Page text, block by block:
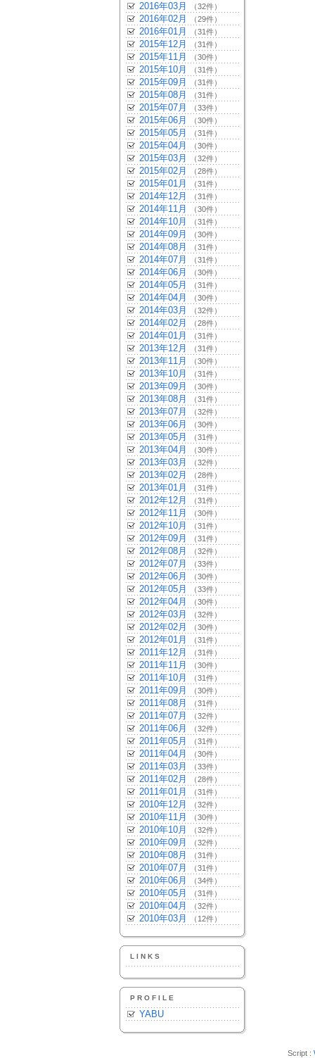
2016年03月 （32件）
2016年02月 （29件）
2016年01月 （31件）
2015年12月 （31件）
2015年11月 （30件）
2015年10月 （31件）
2015年09月 （31件）
2015年08月 （31件）
2015年07月 （33件）
2015年06月 （30件）
2015年05月 （31件）
2015年04月 （30件）
2015年03月 （32件）
2015年02月 （28件）
2015年01月 （31件）
2014年12月 （31件）
2014年11月 （30件）
2014年10月 （31件）
2014年09月 （30件）
2014年08月 （31件）
2014年07月 （31件）
2014年06月 （30件）
2014年05月 （31件）
2014年04月 （30件）
2014年03月 （32件）
2014年02月 （28件）
2014年01月 （31件）
2013年12月 （31件）
2013年11月 （30件）
2013年10月 （31件）
2013年09月 （30件）
2013年08月 （31件）
2013年07月 （32件）
2013年06月 （30件）
2013年05月 （31件）
2013年04月 （30件）
2013年03月 （32件）
2013年02月 （28件）
2013年01月 （31件）
2012年12月 （31件）
2012年11月 （30件）
2012年10月 （31件）
2012年09月 （31件）
2012年08月 （32件）
2012年07月 （33件）
2012年06月 （30件）
2012年05月 （33件）
2012年04月 （30件）
2012年03月 （32件）
2012年02月 （30件）
2012年01月 （31件）
2011年12月 （31件）
2011年11月 （30件）
2011年10月 （31件）
2011年09月 （30件）
2011年08月 （31件）
2011年07月 （32件）
2011年06月 （32件）
2011年05月 （31件）
2011年04月 （30件）
2011年03月 （33件）
2011年02月 （28件）
2011年01月 （31件）
2010年12月 （32件）
2010年11月 （30件）
2010年10月 （32件）
2010年09月 （32件）
2010年08月 （31件）
2010年07月 （31件）
2010年06月 （34件）
2010年05月 （31件）
2010年04月 （32件）
2010年03月 （12件）
LINKS
PROFILE
YABU
Script :